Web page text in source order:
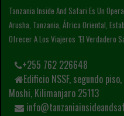
Tanzania Inside And Safari Es Un
Arusha, Tanzania, África Oriental,
Ofrecer A Los Viajeros "el Verdadero
+255 762 226648
Edificio NSSF, segundo
Moshi, Kilimanjaro 25113